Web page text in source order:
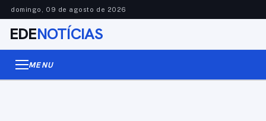
domingo, 09 de agosto de 2026
EDENOTÍCIAS
MENU